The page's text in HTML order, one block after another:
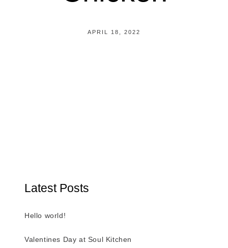
APRIL 18, 2022
Latest Posts
Hello world!
Valentines Day at Soul Kitchen